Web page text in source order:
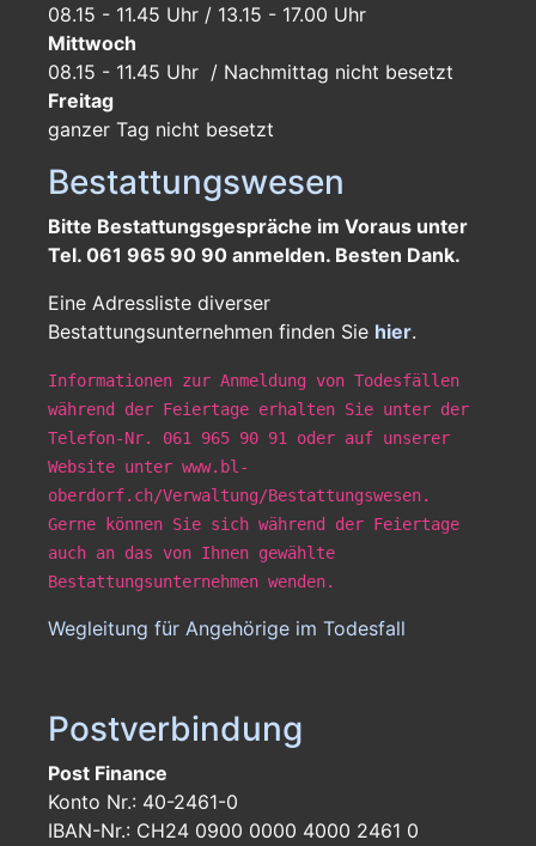
08.15 - 11.45 Uhr / 13.15 - 17.00 Uhr
Mittwoch
08.15 - 11.45 Uhr / Nachmittag nicht besetzt
Freitag
ganzer Tag nicht besetzt
Bestattungswesen
Bitte Bestattungsgespräche im Voraus unter
Tel. 061 965 90 90 anmelden. Besten Dank.
Eine Adressliste diverser
Bestattungsunternehmen finden Sie hier.
Informationen zur Anmeldung von Todesfällen
während der Feiertage erhalten Sie unter der
Telefon-Nr. 061 965 90 91 oder auf unserer
Website unter www.bl-
oberdorf.ch/Verwaltung/Bestattungswesen.
Gerne können Sie sich während der Feiertage
auch an das von Ihnen gewählte
Bestattungsunternehmen wenden.
Wegleitung für Angehörige im Todesfall
Postverbindung
Post Finance
Konto Nr.: 40-2461-0
IBAN-Nr.: CH24 0900 0000 4000 2461 0